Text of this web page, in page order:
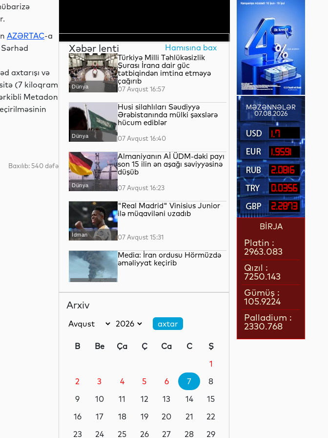
AZƏRTAC-a
axtarışı və
(7 kiloqram
Metadon
Baxılıb: 540 dəfə
Xəbər lenti Hamısına bax
Dünya
Türkiyə Milli Təhlükəsizlik
Şurası İrana dair güc
tətbiqindən imtina etməyə
çağırıb
07 Avqust 16:57
Dünya
Husi silahlıları Səudiyyə
Ərəbistanında mülki şəxslərə
hücum ediblər
07 Avqust 16:40
Dünya
Almaniyanın Aİ ÜDM-dəki payı
son 15 ilin ən aşağı səviyyəsinə
düşüb
07 Avqust 16:23
İdman
"Real Madrid" Vinisius Junior
ilə müqaviləni uzadıb
07 Avqust 15:31
Dünya
Media: İran ordusu Hörmüzdə
əməliyyat keçirib
imzaladı
Hadisə
metrlik hündürlükdən aşıb, 4
07 Avqust 14:19
Dünya
Dəməşqdə mikroavtobus
07 Avqust 13:50
Arxiv
B Be Ça Ç Ca C
Ş
1
2
3 4 5 6 7
8
9
10 11 12 13 14
15
16
17 18 19 20 21
22
23
24 25 26 27 28
29
MƏZƏNNƏLƏR
07.08.2026
1.7
1.9591
2.0816
0.0356
2.2873
BİRJA
Platin :
2963.083
Qızıl :
7250.143
Gümüş :
105.9224
Palladium :
2330.768